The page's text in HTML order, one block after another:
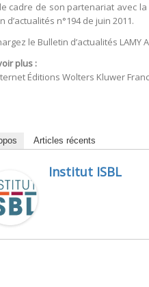
cadre de son partenariat avec la
d’actualités n°194 de juin 2011.
le Bulletin d’actualités LAMY
plus :
Éditions Wolters Kluwer
Articles récents
Institut ISBL